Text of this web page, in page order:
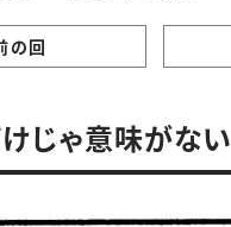
の回
けじゃ意味がない